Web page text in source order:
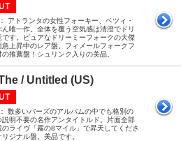
アトランタの女性フォーキー、ベツィ・
ん唯一作。全体を覆う空気感は清澄でドリ
です。ピュアなドリーミーフォークの大傑
急上昇中のレア盤。フィメールフォークフ
の推薦盤！シュリンク入りの美品。
/ Untitled (US)
数多いバーズのアルバムの中でも格別の
説明不要の名作アンタイトルド。片面全部
のライヴ「霧の8マイル」で昇天してくださ
ジナル盤。美品です。